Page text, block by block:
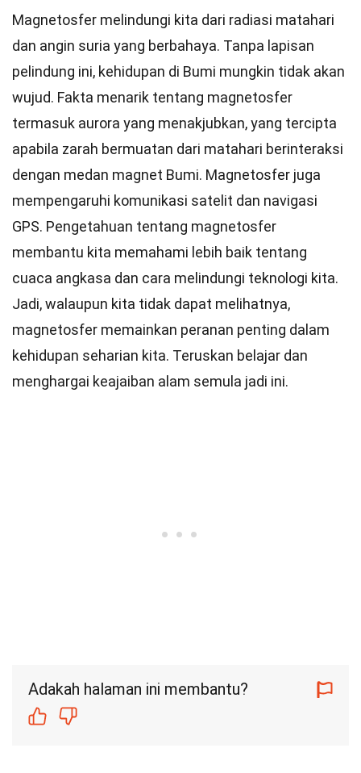
Magnetosfer melindungi kita dari radiasi matahari
dan angin suria yang berbahaya. Tanpa lapisan
pelindung ini, kehidupan di Bumi mungkin tidak akan
wujud. Fakta menarik tentang magnetosfer
termasuk aurora yang menakjubkan, yang tercipta
apabila zarah bermuatan dari matahari berinteraksi
dengan medan magnet Bumi. Magnetosfer juga
mempengaruhi komunikasi satelit dan navigasi
GPS. Pengetahuan tentang magnetosfer
membantu kita memahami lebih baik tentang
cuaca angkasa dan cara melindungi teknologi kita.
Jadi, walaupun kita tidak dapat melihatnya,
magnetosfer memainkan peranan penting dalam
kehidupan seharian kita. Teruskan belajar dan
menghargai keajaiban alam semula jadi ini.
Adakah halaman ini membantu?